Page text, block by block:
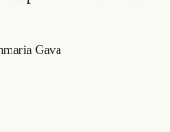
Gava